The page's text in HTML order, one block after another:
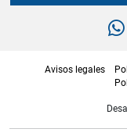
Avisos legales